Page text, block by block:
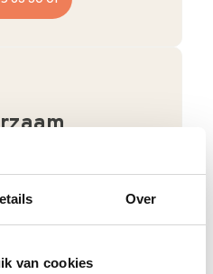
Over
van cookies
karton en
wordt jouw bestelling
gratis verzonden.